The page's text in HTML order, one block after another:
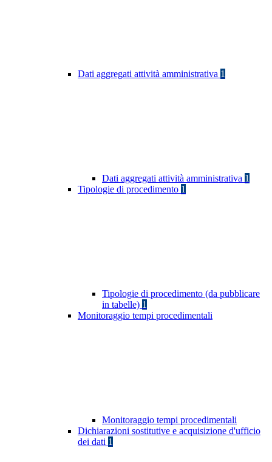
Dati aggregati attività amministrativa 1
Dati aggregati attività amministrativa 1
Tipologie di procedimento 1
Tipologie di procedimento (da pubblicare
in tabelle) 1
Monitoraggio tempi procedimentali
Monitoraggio tempi procedimentali
Dichiarazioni sostitutive e acquisizione d'ufficio
dei dati 1